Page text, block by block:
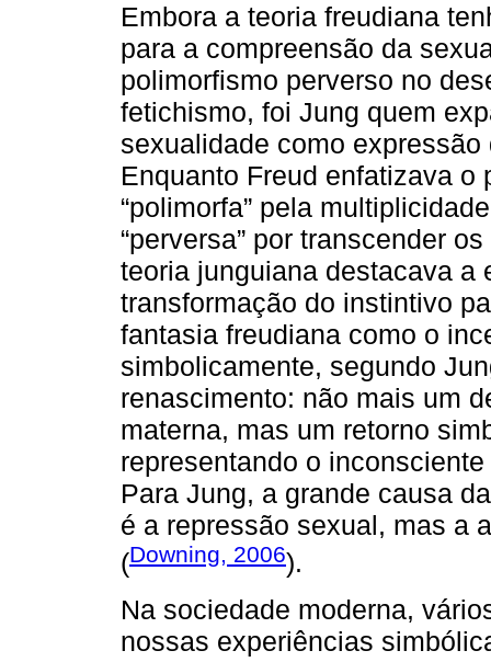
Embora a teoria freudiana
para a compreensão da
polimorfismo perverso no
fetichismo, foi Jung quem
sexualidade como
Enquanto Freud enfatizava
“polimorfa” pela
“perversa” por transcender
teoria junguiana destacava a
transformação do instintivo
fantasia freudiana como o
simbolicamente, segundo
renascimento: não mais um
materna, mas um retorno
representando o
Para Jung, a grande causa
é a repressão sexual, mas a
(Downing, 2006).
Na sociedade moderna,
nossas experiências